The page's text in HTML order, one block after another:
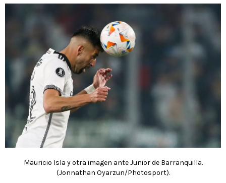
Mauricio Isla y otra imagen ante Junior de Barranquilla.
(Jonnathan Oyarzun/Photosport).